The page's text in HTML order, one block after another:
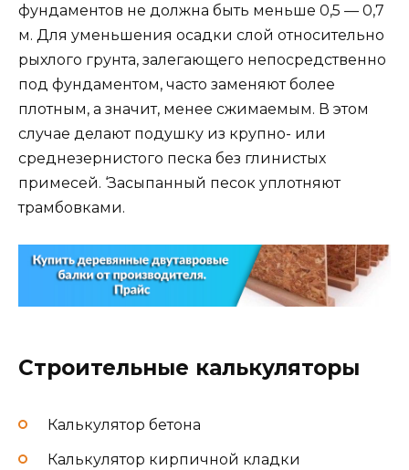
фундаментов не должна быть меньше 0,5 — 0,7
м. Для уменьшения осадки слой относительно
рыхлого грунта, залегающего непосредственно
под фундаментом, часто заменяют более
плотным, а значит, менее сжимаемым. В этом
случае делают подушку из крупно- или
среднезернистого песка без глинистых
примесей. ‘Засыпанный песок уплотняют
трамбовками.
Строительные калькуляторы
Калькулятор бетона
Калькулятор кирпичной кладки